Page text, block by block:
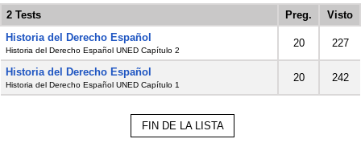
2 Tests Preg.
Visto
Historia del Derecho Español
Historia del Derecho Español UNED Capítulo 2
20 227
Historia del Derecho Español
Historia del Derecho Español UNED Capítulo 1
20 242
FIN DE LA LISTA